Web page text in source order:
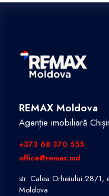
REMAX Moldova
Agenție imobiliară
+373 68 370 555
office@remax.md
str. Calea Orheiului 28/1,
Moldova